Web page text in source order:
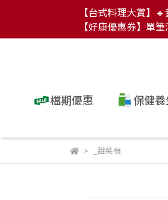
【台式料理大賞】
【好康優惠券】單
檔期優惠 保健養
_甜菜根